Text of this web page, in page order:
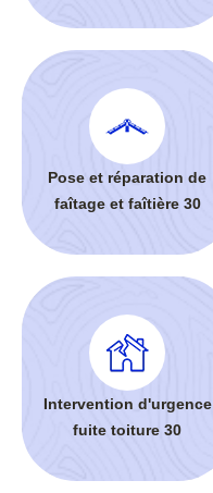
Pose et réparation de
faîtage et faîtière 30
Intervention d'urgence
fuite toiture 30